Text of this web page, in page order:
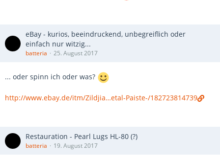
eBay - kurios, beeindruckend, unbegreiflich oder
einfach nur witzig...
batteria 25. August 2017
... oder spinn ich oder was?
http://www.ebay.de/itm/Zildjia…etal-Paiste-/182723814739
Restauration - Pearl Lugs HL-80 (?)
batteria 19. August 2017